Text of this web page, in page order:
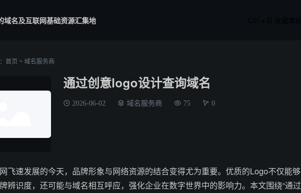
域名及互联网基础资源汇集地
首页 » 域名服务商
通过创意logo设计查询域名
2026-06-02 域名服务商 75 0
飞速发展的今天，品牌形象与网络资源的结合变得尤为重要。优质的Logo不仅能够
辨识度，还可能与域名相互呼应，强化企业在数字世界中的影响力。本文围绕“通过